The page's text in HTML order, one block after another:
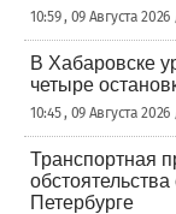
10:59 , 09 Августа
В Хабаровске
четыре
10:45 , 09 Августа
Транспортная
Петербурге